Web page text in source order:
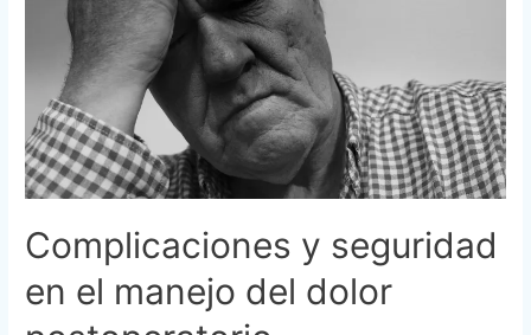
Complicaciones y seguridad
en el manejo del dolor